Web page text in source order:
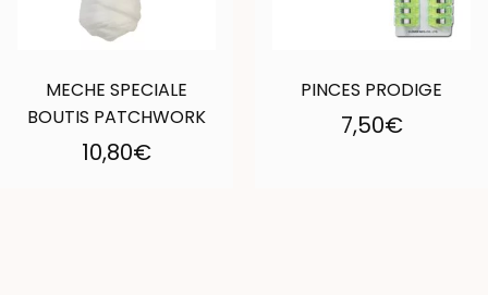
MECHE SPECIALE
BOUTIS PATCHWORK
10,80€
PINCES PRODIGE
7,50€